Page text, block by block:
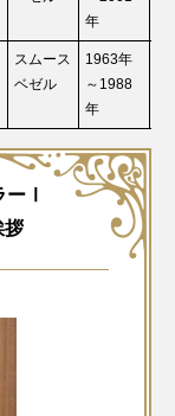
年
スムース
ベゼル
1963年
～1988
年
ーⅠ
拶